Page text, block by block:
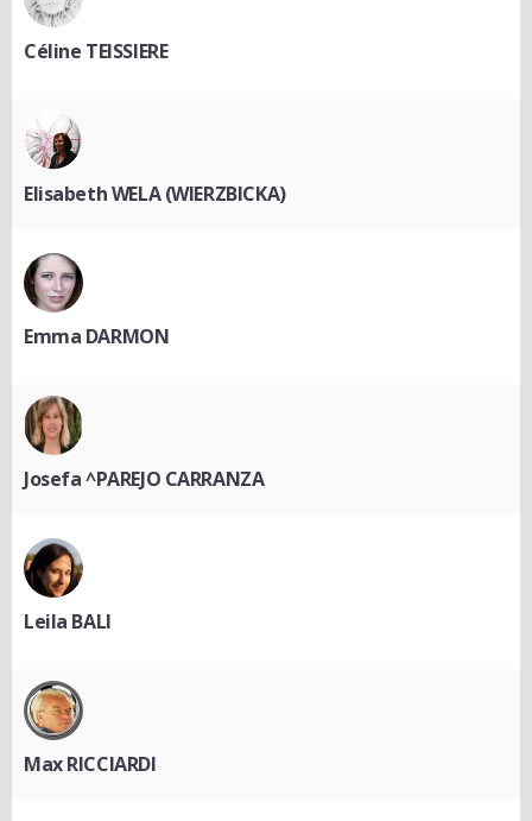
Céline TEISSIERE
Elisabeth WELA (WIERZBICKA)
Emma DARMON
Josefa ^PAREJO CARRANZA
Leila BALI
Max RICCIARDI